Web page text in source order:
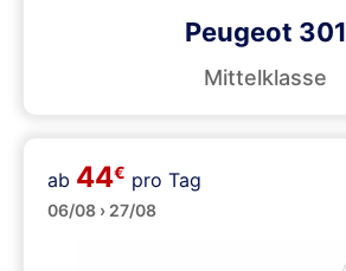
Peugeot 301
Mittelklasse
Große
ab 44€ pro Tag
06/08 › 27/08